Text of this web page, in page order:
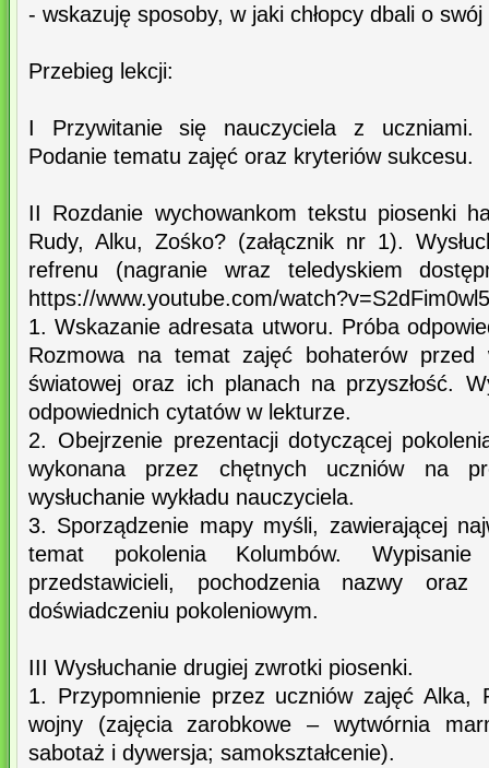
- wskazuję sposoby, w jaki chłopcy dbali o
Przebieg lekcji:
I Przywitanie się nauczyciela z uczniami.
Podanie tematu zajęć oraz kryteriów sukcesu.
II Rozdanie wychowankom tekstu piosenki
Rudy, Alku, Zośko? (załącznik nr 1).
refrenu (nagranie wraz teledyskiem
https://www.youtube.com/
1. Wskazanie adresata utworu. Próba
Rozmowa na temat zajęć bohaterów przed
światowej oraz ich planach na przyszłość.
odpowiednich cytatów w lekturze.
2. Obejrzenie prezentacji dotyczącej
wykonana przez chętnych uczniów na
wysłuchanie wykładu nauczyciela.
3. Sporządzenie mapy myśli, zawierającej
temat pokolenia Kolumbów.
przedstawicieli, pochodzenia nazwy
doświadczeniu pokoleniowym.
III Wysłuchanie drugiej zwrotki piosenki.
1. Przypomnienie przez uczniów zajęć Alka,
wojny (zajęcia zarobkowe – wytwórnia
sabotaż i dywersja; samokształcenie).